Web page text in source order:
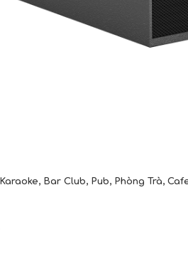
Karaoke, Bar Club, Pub, Phòng Trà,